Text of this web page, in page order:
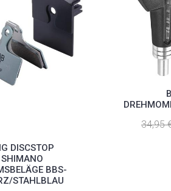
DISCSTOP
BBS-
STAHLBLAU
34,95